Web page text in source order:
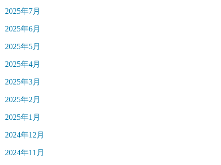
2025年7月
2025年6月
2025年5月
2025年4月
2025年3月
2025年2月
2025年1月
2024年12月
2024年11月